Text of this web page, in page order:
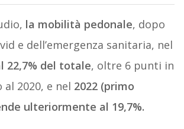
la mobilità pedonale, dopo
e dell’emergenza sanitaria, nel
22,7% del totale, oltre 6 punti in
2020, e nel 2022 (primo
ulteriormente al 19,7%.